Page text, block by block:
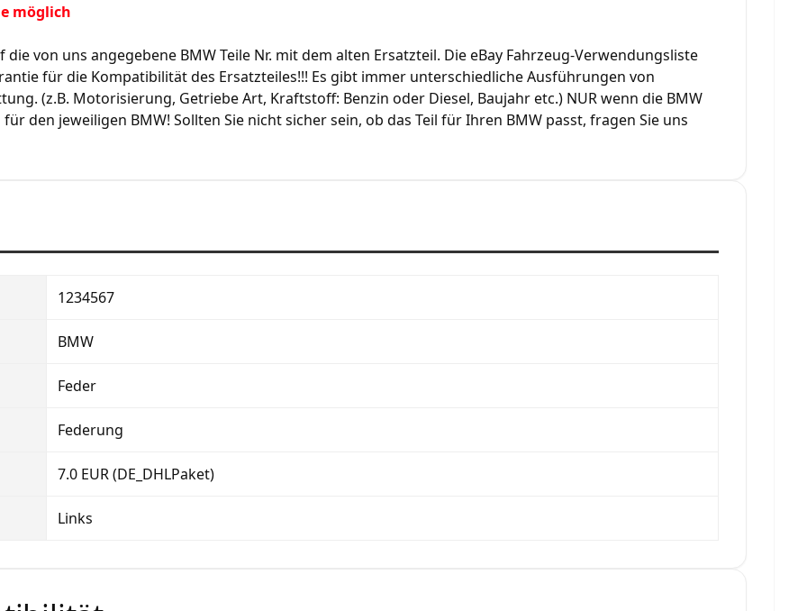
möglich
die von uns angegebene BMW Teile Nr. mit dem alten Ersatzteil. Die eBay Fahrzeug-Verwendungsliste
für die Kompatibilität des Ersatzteiles!!! Es gibt immer unterschiedliche Ausführungen von
(z.B. Motorisierung, Getriebe Art, Kraftstoff: Benzin oder Diesel, Baujahr etc.) NUR wenn die BMW
den jeweiligen BMW! Sollten Sie nicht sicher sein, ob das Teil für Ihren BMW passt, fragen Sie uns
1234567
BMW
Feder
Federung
7.0 EUR (DE_DHLPaket)
Links